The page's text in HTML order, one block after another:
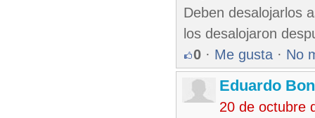
Deben desalojarlos
los desalojaron
0 · Me gusta · No
Eduardo
20 de octubre